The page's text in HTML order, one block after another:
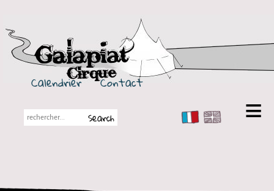
Galapiat Cirque
Calendrier
Contact
FR EN